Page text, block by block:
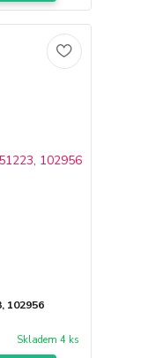
102956
Skladem 4 ks